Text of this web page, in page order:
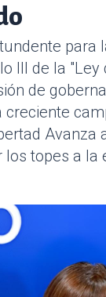
para
III de la "Ley
de
Avanza
topes a